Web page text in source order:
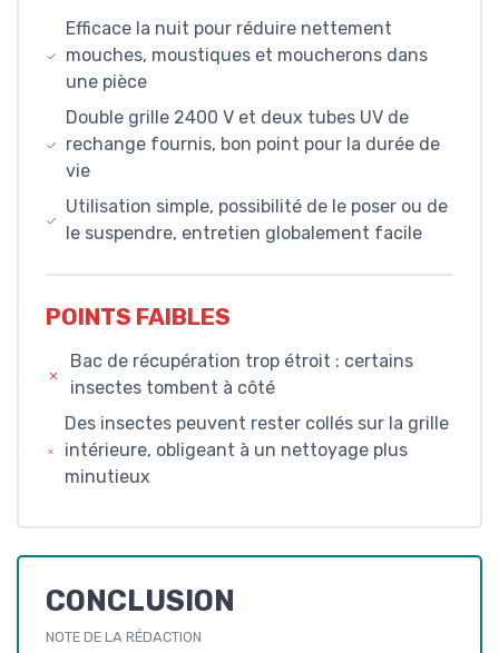
Efficace la nuit pour réduire nettement
mouches, moustiques et moucherons dans
une pièce
Double grille 2400 V et deux tubes UV de
rechange fournis, bon point pour la durée de
vie
Utilisation simple, possibilité de le poser ou de
le suspendre, entretien globalement facile
POINTS FAIBLES
Bac de récupération trop étroit : certains
insectes tombent à côté
Des insectes peuvent rester collés sur la grille
intérieure, obligeant à un nettoyage plus
minutieux
CONCLUSION
NOTE DE LA RÉDACTION